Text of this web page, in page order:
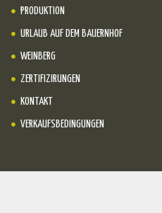
PRODUKTION
URLAUB AUF DEM BAUERNHOF
WEINBERG
ZERTIFIZIRUNGEN
KONTAKT
VERKAUFSBEDINGUNGEN